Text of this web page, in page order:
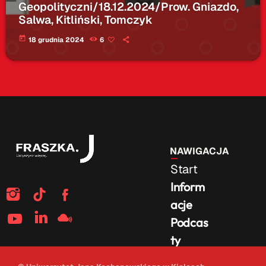
Geopolityczni/18.12.2024/Prow. Gniazdo,
Salwa, Kitliński, Tomczyk
today 18 grudnia 2024 6
Start
Inform
acje
Podcas
ty
NAWIGACJA